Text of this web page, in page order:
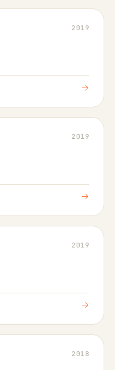
2019
2019
2019
2018